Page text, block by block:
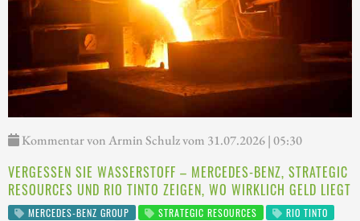
Kommentar von Armin Schulz vom 31.07.2026 | 05:30
VERGESSEN SIE WASSERSTOFF – MERCEDES-BENZ, STRATEGIC
RESOURCES UND RIO TINTO ZEIGEN, WO WIRKLICH GELD LIEGT
MERCEDES-BENZ GROUP STRATEGIC RESOURCES
RIO TINTO